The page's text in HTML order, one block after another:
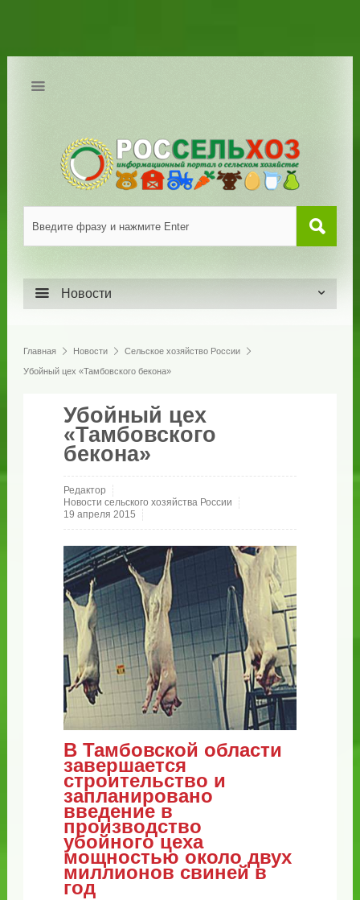
Новости
Главная Новости Сельское хозяйство России
Убойный цех «Тамбовского бекона»
Убойный цех
«Тамбовского
бекона»
Редактор
Новости сельского хозяйства России
19 апреля 2015
В Тамбовской области
завершается
строительство и
запланировано
введение в
производство
убойного цеха
мощностью около двух
миллионов свиней в
год